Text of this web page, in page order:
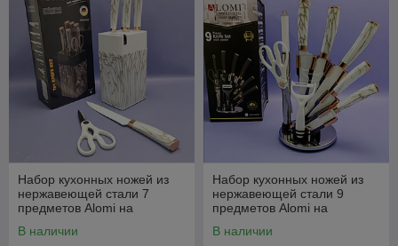
Набор кухонных ножей из
нержавеющей стали 7
предметов Alomi на
упаковка
В наличии
Набор кухонных ножей из
нержавеющей стали 9
предметов Alomi на
упаковка
В наличии